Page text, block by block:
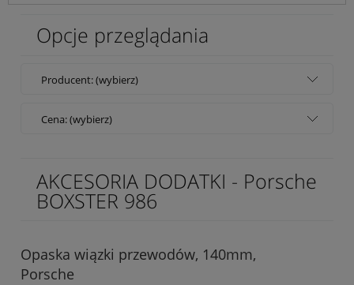
Opcje przeglądania
Producent: (wybierz)
Cena: (wybierz)
AKCESORIA DODATKI - Porsche
BOXSTER 986
Opaska wiązki przewodów, 140mm,
Porsche